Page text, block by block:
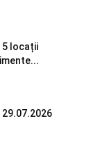
5 locații